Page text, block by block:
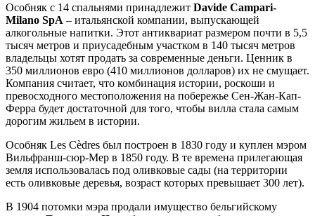
Особняк с 14 спальнями принадлежит Davide Campari-
Milano SpA – итальянской компании, выпускающей
алкогольные напитки. Этот антиквариат размером почти в 5,5
тысяч метров и приусадебным участком в 140 тысяч метров
владельцы хотят продать за современные деньги. Ценник в
350 миллионов евро (410 миллионов долларов) их не смущает.
Компания считает, что комбинация истории, роскоши и
превосходного местоположения на побережье Сен-Жан-Кап-
Ферра будет достаточной для того, чтобы вилла стала самым
дорогим жильем в истории.
Особняк Les Cèdres был построен в 1830 году и куплен мэром
Вильфранш-сюр-Мер в 1850 году. В те времена прилегающая
земля использовалась под оливковые сады (на территории
есть оливковые деревья, возраст которых превышает 300 лет).
В 1904 потомки мэра продали имущество бельгийскому